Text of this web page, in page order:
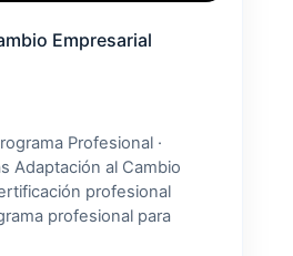
Empresarial
Profesional ·
Adaptación al Cambio
profesional
profesional para